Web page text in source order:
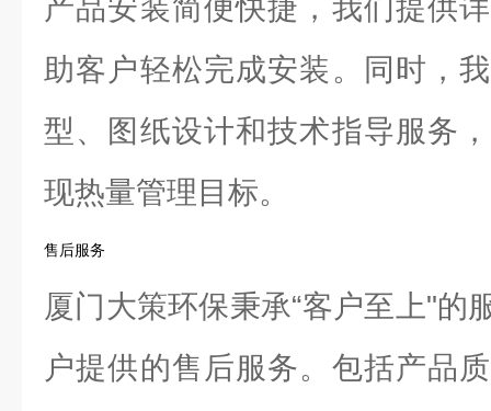
产品安装简便快捷，我们提供
助客户轻松完成安装。同时，
型、图纸设计和技术指导服务
现热量管理目标。
售后服务
厦门大策环保秉承“客户至上"的
户提供的售后服务。包括产品